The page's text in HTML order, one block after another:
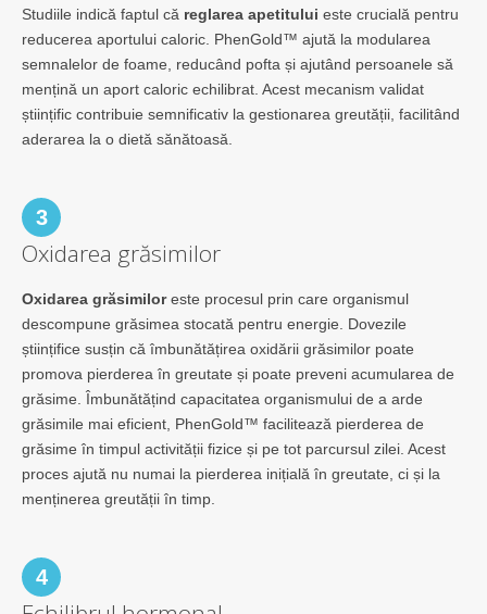
Studiile indică faptul că reglarea apetitului este crucială pentru
reducerea aportului caloric. PhenGold™ ajută la modularea
semnalelor de foame, reducând pofta și ajutând persoanele să
mențină un aport caloric echilibrat. Acest mecanism validat
științific contribuie semnificativ la gestionarea greutății, facilitând
aderarea la o dietă sănătoasă.
3
Oxidarea grăsimilor
Oxidarea grăsimiloreste procesul prin care organismul
descompune grăsimea stocată pentru energie. Dovezile
științifice susțin că îmbunătățirea oxidării grăsimilor poate
promova pierderea în greutate și poate preveni acumularea de
grăsime. Îmbunătățind capacitatea organismului de a arde
grăsimile mai eficient, PhenGold™ facilitează pierderea de
grăsime în timpul activității fizice și pe tot parcursul zilei. Acest
proces ajută nu numai la pierderea inițială în greutate, ci și la
menținerea greutății în timp.
4